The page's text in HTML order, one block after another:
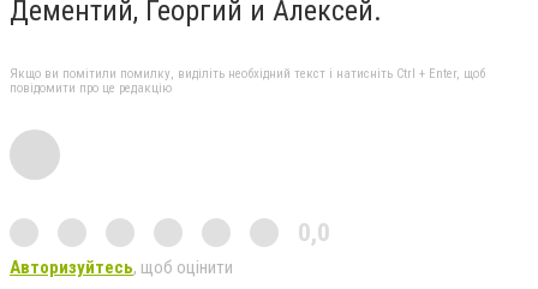
Дементий, Георгий и Алексей.
Якщо ви помітили помилку, виділіть необхідний текст і натисніть Ctrl + Enter, щоб
повідомити про це редакцію
0,0
Авторизуйтесь, щоб оцінити